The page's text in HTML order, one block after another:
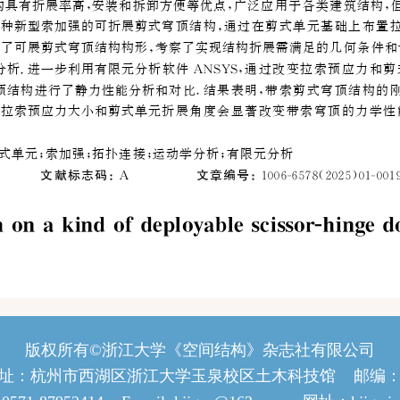
版权所有©浙江大学《空间结构》杂志社有限公司
：杭州市西湖区浙江大学玉泉校区土木科技馆 邮编：